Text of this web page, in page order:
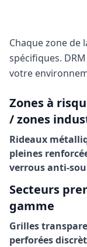
Chaque zone de
spécifiques.
votre
Zones à
/ zones
Rideaux
pleines
verrous anti-
Secteurs
gamme
Grilles
perforées